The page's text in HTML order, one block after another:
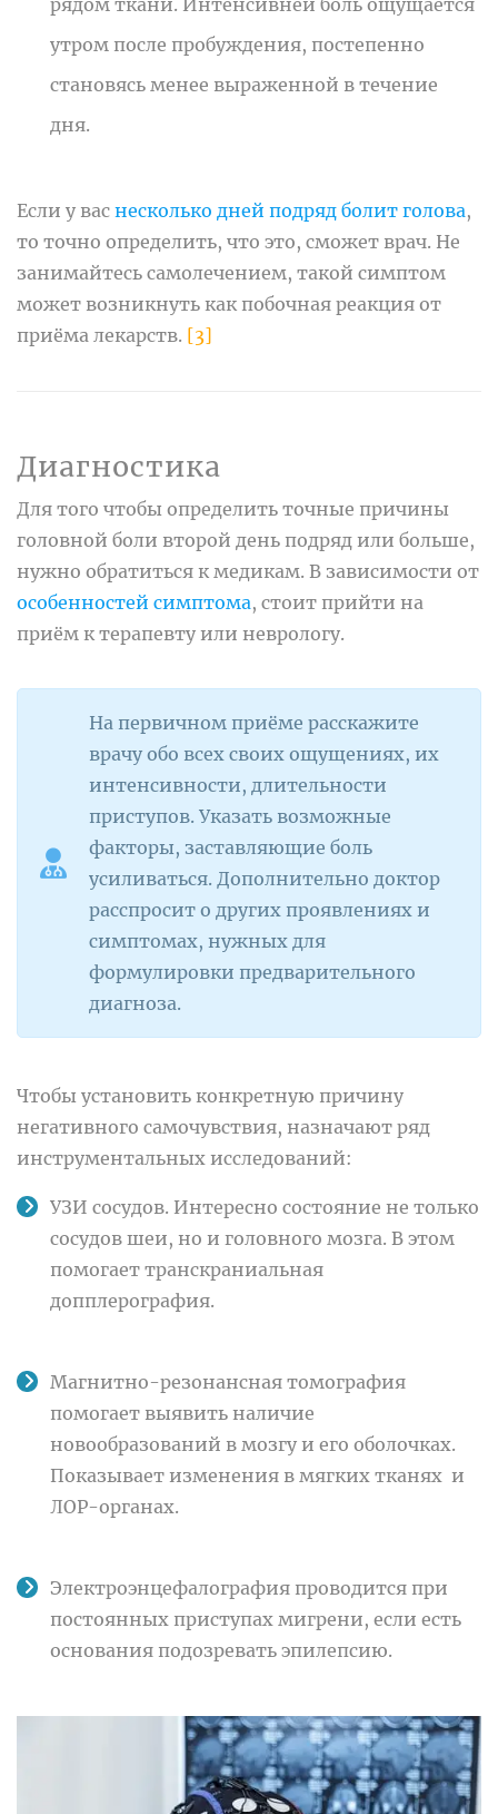
рядом ткани. Интенсивней боль ощущается
утром после пробуждения, постепенно
становясь менее выраженной в течение
дня.
Если у вас несколько дней подряд болит голова,
то точно определить, что это, сможет врач. Не
занимайтесь самолечением, такой симптом
может возникнуть как побочная реакция от
приёма лекарств. [3]
Диагностика
Для того чтобы определить точные причины
головной боли второй день подряд или больше,
нужно обратиться к медикам. В зависимости от
особенностей симптома, стоит прийти на
приём к терапевту или неврологу.
На первичном приёме расскажите
врачу обо всех своих ощущениях, их
интенсивности, длительности
приступов. Указать возможные
факторы, заставляющие боль
усиливаться. Дополнительно доктор
расспросит о других проявлениях и
симптомах, нужных для
формулировки предварительного
диагноза.
Чтобы установить конкретную причину
негативного самочувствия, назначают ряд
инструментальных исследований:
УЗИ сосудов. Интересно состояние не только
сосудов шеи, но и головного мозга. В этом
помогает транскраниальная
допплерография.
Магнитно-резонансная томография
помогает выявить наличие
новообразований в мозгу и его оболочках.
Показывает изменения в мягких тканях и
ЛОР-органах.
Электроэнцефалография проводится при
постоянных приступах мигрени, если есть
основания подозревать эпилепсию.